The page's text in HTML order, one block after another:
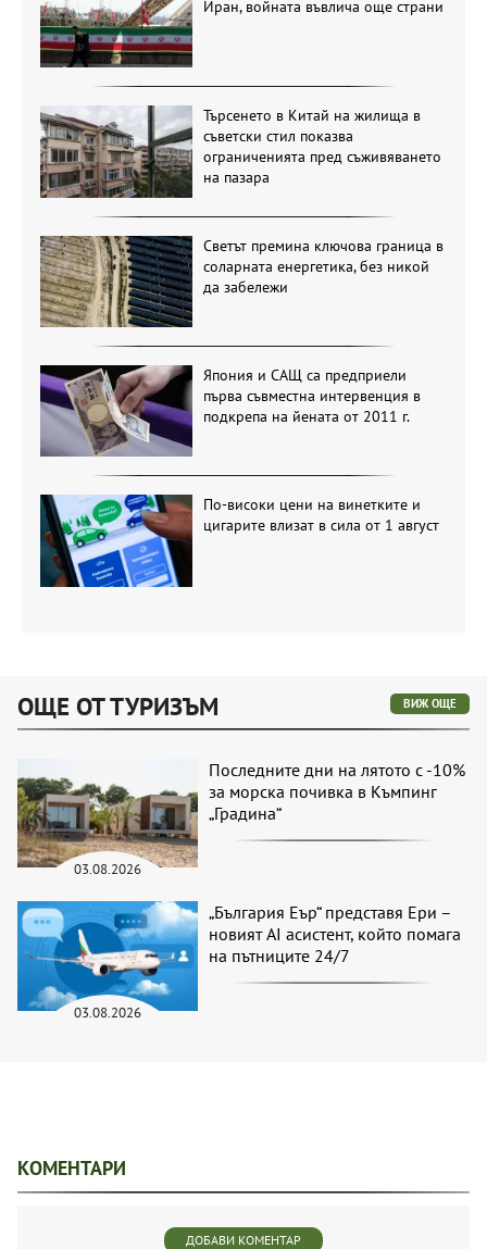
Иран, войната въвлича още страни
Търсенето в Китай на жилища в
съветски стил показва
ограниченията пред съживяването
на пазара
Светът премина ключова граница в
соларната енергетика, без никой
да забележи
Япония и САЩ са предприели
първа съвместна интервенция в
подкрепа на йената от 2011 г.
По-високи цени на винетките и
цигарите влизат в сила от 1 август
ОЩЕ ОТ ТУРИЗЪМ ВИЖ ОЩЕ
03.08.2026
Последните дни на лятото с -10%
за морска почивка в Къмпинг
„Градина“
03.08.2026
„България Еър“ представя Ери –
новият AI асистент, който помага
на пътниците 24/7
КОМЕНТАРИ
ДОБАВИ КОМЕНТАР